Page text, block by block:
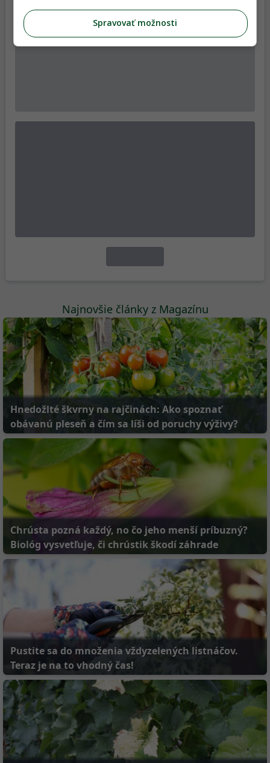
Archív článkov
Hnedožlté škvrny na rajčinách: Ako spoznať
obávanú pleseň a čím sa líši od poruchy výživy?
Chrústa pozná každý, no čo jeho menší príbuzný?
Biológ vysvetľuje, či chrústik škodí záhrade
Pustite sa do množenia vždyzelených listnáčov.
Teraz je na to vhodný čas!
Zlaté žltnutie viniča sa šíri Slovenskom. Čo si treba
Spravovať možnosti